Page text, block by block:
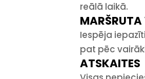
reālā laikā.
MARŠRUTA
Iespēja
pat pēc
ATSKAITES